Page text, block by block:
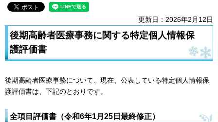
更新日：2026年2月12日
後期高齢者医療事務に関する特定個人情報保
護評価書
後期高齢者医療事務について、現在、公表している特定個人情報保
護評価書は、下記のとおりです。
全項目評価書（令和6年1月25日最終修正）